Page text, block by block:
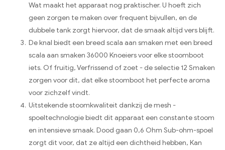
Wat maakt het apparaat nog praktischer. U hoeft zich
geen zorgen te maken over frequent bijvullen, en de
dubbele tank zorgt hiervoor, dat de smaak altijd vers blijft.
De knal biedt een breed scala aan smaken met een breed
scala aan smaken 36000 Knoeiers voor elke stoomboot
iets. Of fruitig, Verfrissend of zoet - de selectie 12 Smaken
zorgen voor dit, dat elke stoomboot het perfecte aroma
voor zichzelf vindt.
Uitstekende stoomkwaliteit dankzij de mesh -
spoeltechnologie biedt dit apparaat een constante stoom
en intensieve smaak. Dood gaan 0,6 Ohm Sub-ohm-spoel
zorgt dit voor, dat ze altijd een dichtheid hebben, Kan